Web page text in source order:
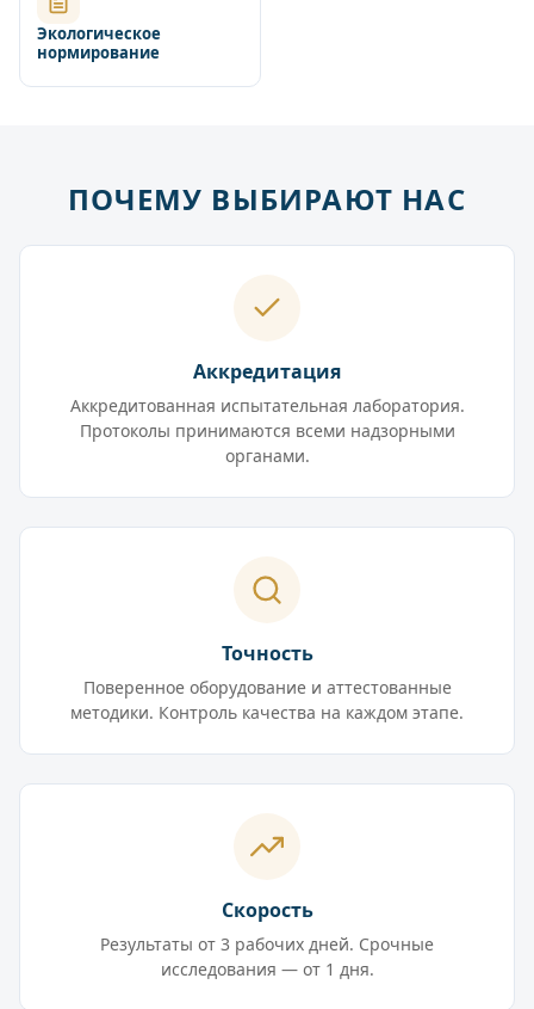
Экологическое
нормирование
ПОЧЕМУ ВЫБИРАЮТ НАС
Аккредитация
Аккредитованная испытательная лаборатория.
Протоколы принимаются всеми надзорными
органами.
Точность
Поверенное оборудование и аттестованные
методики. Контроль качества на каждом этапе.
Скорость
Результаты от 3 рабочих дней. Срочные
исследования — от 1 дня.